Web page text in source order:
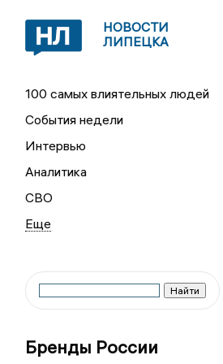
НОВОСТИ
ЛИПЕЦКА
100 самых влиятельных людей
События недели
Интервью
Аналитика
СВО
Бренды России